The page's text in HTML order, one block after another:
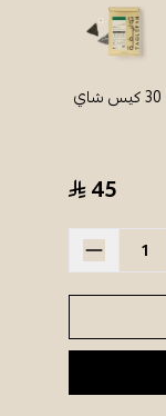
30 كيس شاي
45